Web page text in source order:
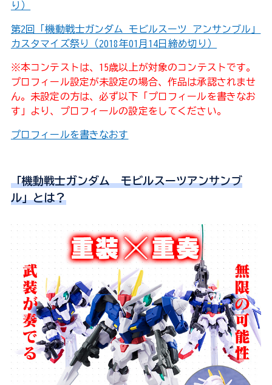
り）
第2回「機動戦士ガンダム モビルスーツ アンサンブル」
カスタマイズ祭り（2018年01月14日締め切り）
※本コンテストは、15歳以上が対象のコンテストです。
プロフィール設定が未設定の場合、作品は承認されませ
ん。未設定の方は、必ず以下「プロフィールを書きなお
す」より、プロフィールの設定をしてください。
プロフィールを書きなおす
「機動戦士ガンダム モビルスーツアンサンブ
ル」とは？